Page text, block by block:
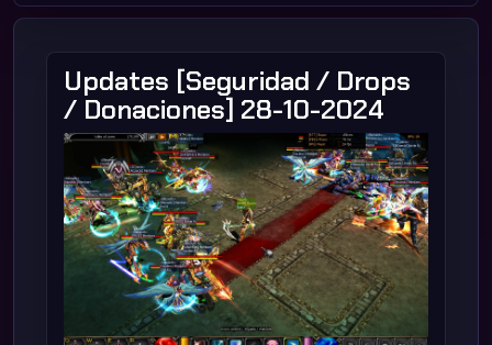
Updates [Seguridad / Drops
/ Donaciones] 28-10-2024